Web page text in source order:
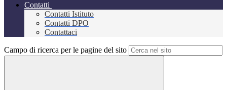
Contatti
Contatti Istituto
Contatti DPO
Contattaci
Campo di ricerca per le pagine del sito